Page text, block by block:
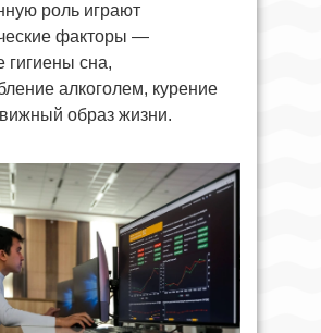
роль играют
факторы —
гигиены сна,
алкоголем, курение
образ жизни.